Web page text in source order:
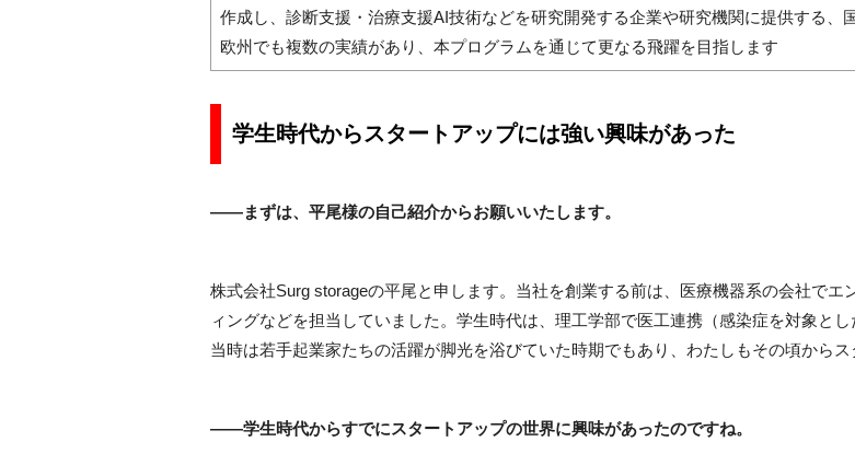
作成し、診断支援・治療支援AI技術などを研究開発する企業や研究機関に提供する、
欧州でも複数の実績があり、本プログラムを通じて更なる飛躍を目指します
学生時代からスタートアップには強い興味があった
――まずは、平尾様の自己紹介からお願いいたします。
株式会社Surg storageの平尾と申します。当社を創業する前は、医療機器系の会社で
ィングなどを担当していました。学生時代は、理工学部で医工連携（感染症を対象と
当時は若手起業家たちの活躍が脚光を浴びていた時期でもあり、わたしもその頃から
――学生時代からすでにスタートアップの世界に興味があったのですね。